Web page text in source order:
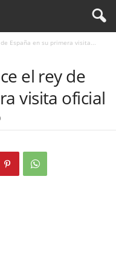
España en su primera visita...
el rey de
visita oficial